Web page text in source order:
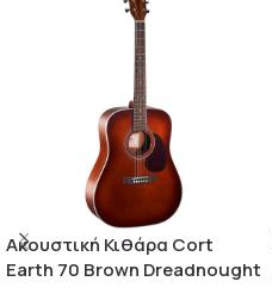
Ακουστική Κιθάρα Cort
Earth 70 Brown Dreadnought